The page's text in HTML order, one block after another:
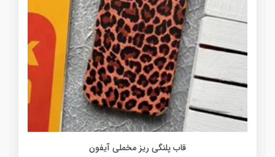
قاب پلنگی ریز مخملی آیفون